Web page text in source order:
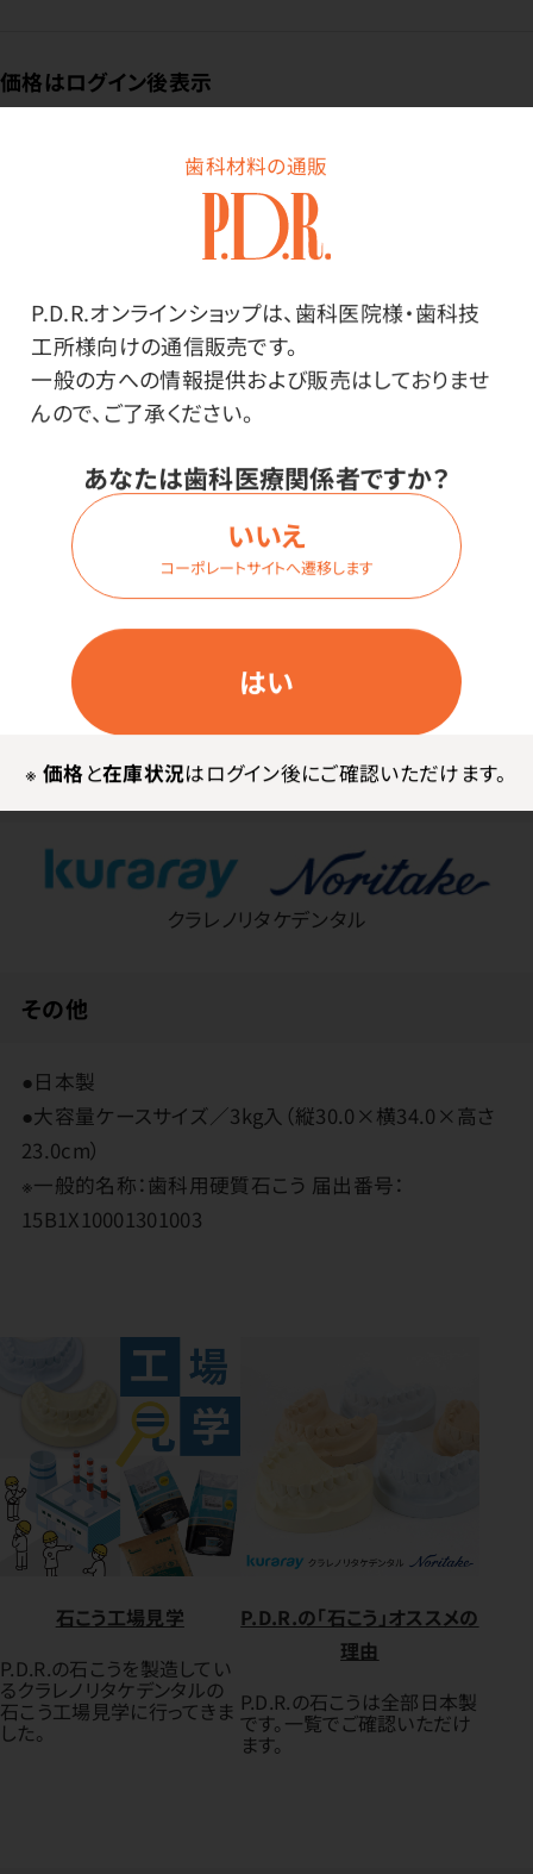
歯科材料の通販
P.D.R.オンラインショップは、歯科医院様・歯科技
工所様向けの通信販売です。
一般の方への情報提供および販売はしておりませ
んので、ご了承ください。
あなたは歯科医療関係者ですか？
はい
いいえ
コーポレートサイトへ遷移します
※ 価格と在庫状況はログイン後にご確認いただけます。
価格はログイン後表示
商品詳細
マイルドシリーズよりも明るい色合いで、セーフティシリ
ーズよりは練りにくい。真ん中に位置する石こうです。
メーカー・ブランド
クラレノリタケデンタル
その他
●日本製
●大容量ケースサイズ／3kg入（縦30.0×横34.0×高さ
23.0cm）
※一般的名称：歯科用硬質石こう 届出番号：
15B1X10001301003
石こう工場見学
P.D.R.の石こうを製造してい
るクラレノリタケデンタルの
石こう工場見学に行ってきま
した。
P.D.R.の「石こう」オススメの
理由
P.D.R.の石こうは全部日本製
です。一覧でご確認いただけ
ます。